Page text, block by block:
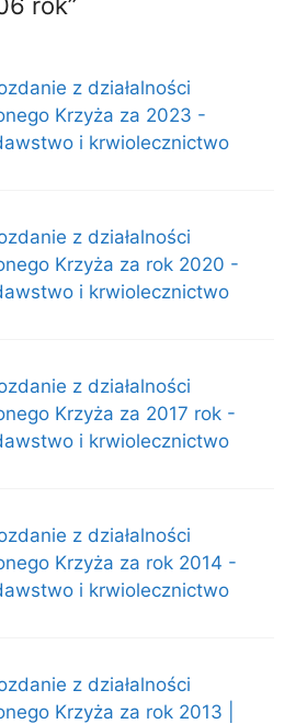
z działalności
Krzyża za 2023 -
i krwiolecznictwo
z działalności
Krzyża za rok 2020 -
i krwiolecznictwo
z działalności
Krzyża za 2017 rok -
i krwiolecznictwo
z działalności
Krzyża za rok 2014 -
i krwiolecznictwo
z działalności
Krzyża za rok 2013 |